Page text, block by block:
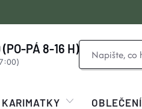
PÁ 8-16 H)
KARIMATKY OBLEČENÍ